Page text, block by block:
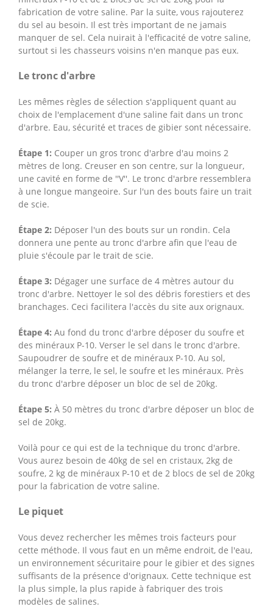
fabrication de votre saline. Par la suite, vous rajouterez
du sel au besoin. Il est très important de ne jamais
manquer de sel. Cela nuirait à l'efficacité de votre saline,
surtout si les chasseurs voisins n'en manque pas eux.
Le tronc d'arbre
Les mêmes règles de sélection s'appliquent quant au
choix de l'emplacement d'une saline fait dans un tronc
d'arbre. Eau, sécurité et traces de gibier sont nécessaire.
Étape 1: Couper un gros tronc d'arbre d'au moins 2
mètres de long. Creuser en son centre, sur la longueur,
une cavité en forme de ''V''. Le tronc d'arbre ressemblera
à une longue mangeoire. Sur l'un des bouts faire un trait
de scie.
Étape 2: Déposer l'un des bouts sur un rondin. Cela
donnera une pente au tronc d'arbre afin que l'eau de
pluie s'écoule par le trait de scie.
Étape 3: Dégager une surface de 4 mètres autour du
tronc d'arbre. Nettoyer le sol des débris forestiers et des
branchages. Ceci facilitera l'accès du site aux orignaux.
Étape 4: Au fond du tronc d'arbre déposer du soufre et
des minéraux P-10. Verser le sel dans le tronc d'arbre.
Saupoudrer de soufre et de minéraux P-10. Au sol,
mélanger la terre, le sel, le soufre et les minéraux. Près
du tronc d'arbre déposer un bloc de sel de 20kg.
Étape 5: À 50 mètres du tronc d'arbre déposer un bloc de
sel de 20kg.
Voilà pour ce qui est de la technique du tronc d'arbre.
Vous aurez besoin de 40kg de sel en cristaux, 2kg de
soufre, 2 kg de minéraux P-10 et de 2 blocs de sel de 20kg
pour la fabrication de votre saline.
Le piquet
Vous devez rechercher les mêmes trois facteurs pour
cette méthode. Il vous faut en un même endroit, de l'eau,
un environnement sécuritaire pour le gibier et des signes
suffisants de la présence d'orignaux. Cette technique est
la plus simple, la plus rapide à fabriquer des trois
modèles de salines.